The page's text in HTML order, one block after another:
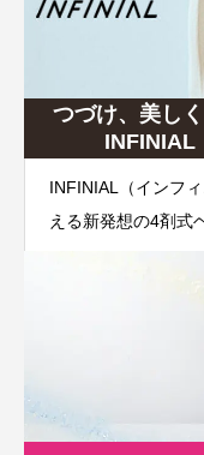
つづけ、美し
INFINIAL
INFINIAL（インフ
える新発想の4剤式
単品でも美しい発
クト」により色濃
キサイドは金属イ
抑えて安定した発
を同時に行い、透